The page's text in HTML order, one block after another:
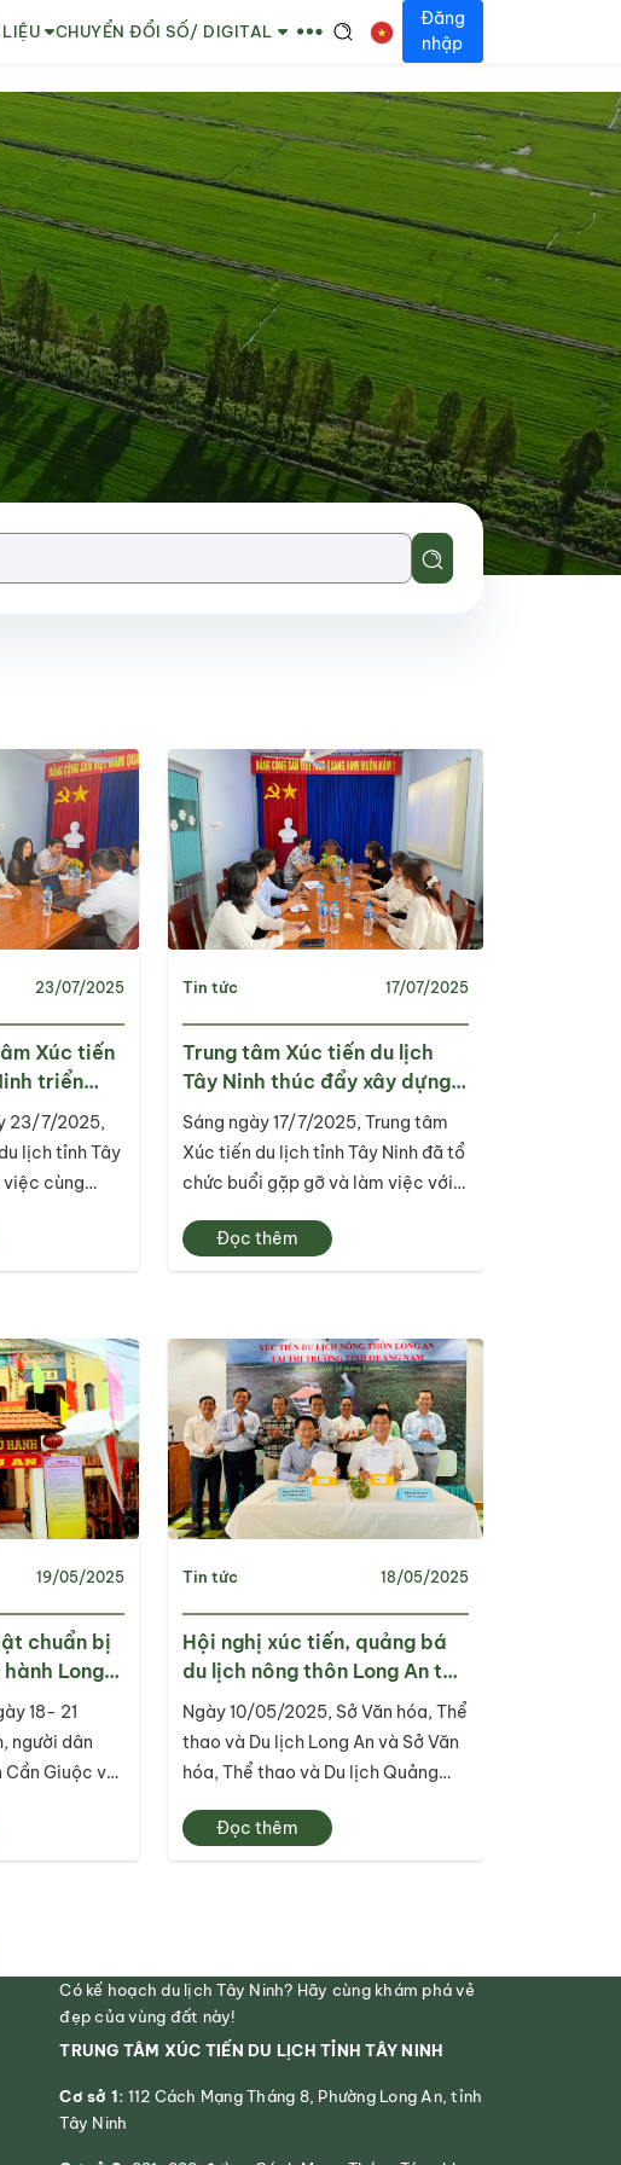
CHUYỂN ĐỔI SỐ/ DIGITAL
Đăng
nhập
23/07/2025
Xúc tiến
triển
hợp các
bá, xúc
23/7/2025,
lịch tỉnh Tây
việc cùng
trao đổi về
dụng công
Tin tức 17/07/2025
Trung tâm Xúc tiến du lịch
Tây Ninh thúc đẩy xây dựng
tour/ tuyến mới phục vụ
khách du lịch
Sáng ngày 17/7/2025, Trung tâm
Xúc tiến du lịch tỉnh Tây Ninh đã tổ
chức buổi gặp gỡ và làm việc với
hoạt động trên địa bàn tỉnh. Cuộc
họp do ông Trần Quốc Thịnh –
lịch chủ trì, cùng sự...
Đọc thêm
19/05/2025
chuẩn bị
hành Long
18- 21
người dân
Cần Giuộc và
Long
cầu an, vui
Tin tức 18/05/2025
Hội nghị xúc tiến, quảng bá
du lịch nông thôn Long An tại
các thị trường du lịch trọng
điểm trong nước (tỉnh Quảng
Nam)
Ngày 10/05/2025, Sở Văn hóa, Thể
thao và Du lịch Long An và Sở Văn
hóa, Thể thao và Du lịch Quảng
tiến, quảng bá du lịch nông thôn
Long An tại thị trường tỉnh Quảng
Đọc thêm
Có kế hoạch du lịch Tây Ninh? Hãy cùng khám phá vẻ
đẹp của vùng đất này!
TRUNG TÂM XÚC TIẾN DU LỊCH TỈNH TÂY NINH
Cơ sở 1: 112 Cách Mạng Tháng 8, Phường Long An, tỉnh
Tây Ninh